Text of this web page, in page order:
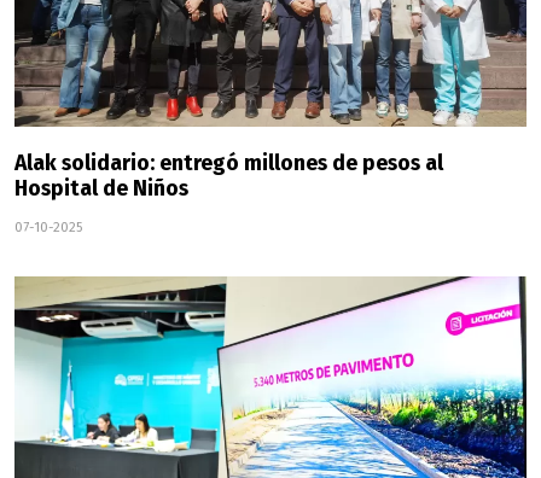
Alak solidario: entregó millones de pesos al
Hospital de Niños
07-10-2025